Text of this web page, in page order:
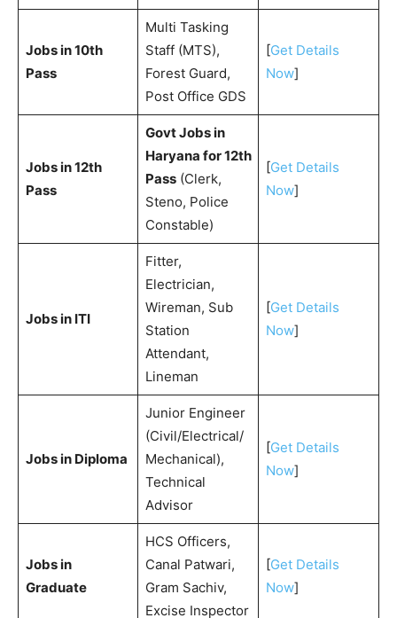
Jobs in 10th
Pass
Multi Tasking
Staff (MTS),
Forest Guard,
Post Office GDS
[Get Details
Now]
Jobs in 12th
Pass
Govt Jobs in
Haryana for 12th
Pass(Clerk,
Steno, Police
Constable)
[Get Details
Now]
Jobs in ITI
Fitter,
Electrician,
Wireman, Sub
Station
Attendant,
Lineman
[Get Details
Now]
Jobs in Diploma
Junior Engineer
(Civil/Electrical/
Mechanical),
Technical
Advisor
[Get Details
Now]
Jobs in
Graduate
HCS Officers,
Canal Patwari,
Gram Sachiv,
Excise Inspector
[Get Details
Now]